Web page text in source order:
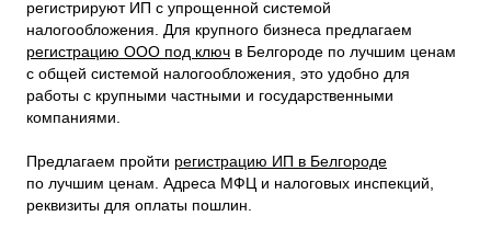
регистрируют ИП с упрощенной системой
налогообложения. Для крупного бизнеса предлагаем
регистрацию ООО под ключ в Белгороде по лучшим ценам
с общей системой налогообложения, это удобно для
работы с крупными частными и государственными
компаниями.
Предлагаем пройти регистрацию ИП в Белгороде
по лучшим ценам. Адреса МФЦ и налоговых инспекций,
реквизиты для оплаты пошлин.